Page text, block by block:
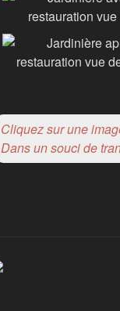
Cliquez sur une
Dans un souci de